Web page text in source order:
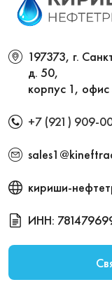
197373, г.
д. 50,
корпус 1,
+7 (921) 909-
кириши-
ИНН: